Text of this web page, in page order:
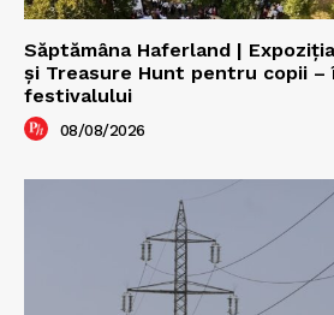
Săptămâna Haferland |
şi Treasure Hunt pentru copii –
festivalului
08/08/2026